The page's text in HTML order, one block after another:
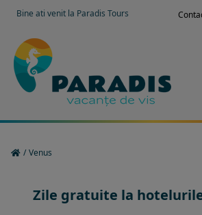
Bine ati venit la Paradis Tours
/ Venus
Zile gratuite la